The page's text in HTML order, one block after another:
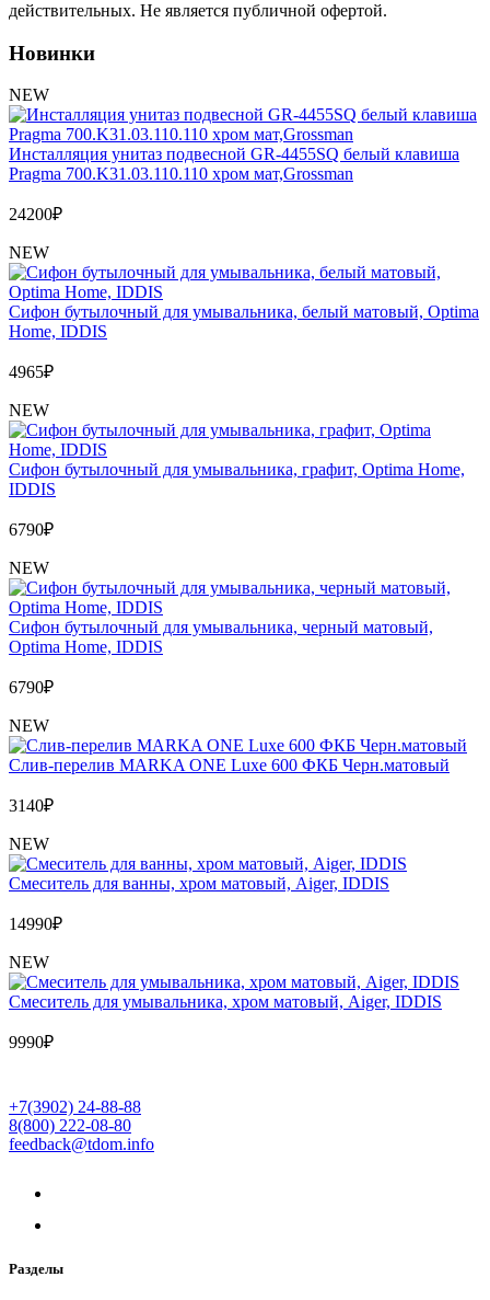
Вакансии
действительных. Не является публичной офертой.
Новинки
NEW
Инсталляция унитаз подвесной GR-4455SQ белый клавиша
Pragma 700.K31.03.110.110 хром мат,Grossman
24200₽
NEW
Сифон бутылочный для умывальника, белый матовый, Optima
Home, IDDIS
4965₽
NEW
Сифон бутылочный для умывальника, графит, Optima Home,
IDDIS
6790₽
NEW
Сифон бутылочный для умывальника, черный матовый,
Optima Home, IDDIS
6790₽
NEW
Слив-перелив MARKA ONE Luxe 600 ФКБ Черн.матовый
3140₽
NEW
Cмеситель для ванны, хром матовый, Aiger, IDDIS
14990₽
NEW
Cмеситель для умывальника, хром матовый, Aiger, IDDIS
9990₽
+7(3902) 24-88-88
8(800) 222-08-80
feedback@tdom.info
Разделы